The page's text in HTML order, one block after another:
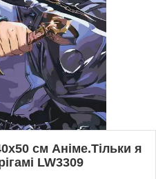
см Аніме.Тільки я
LW3309